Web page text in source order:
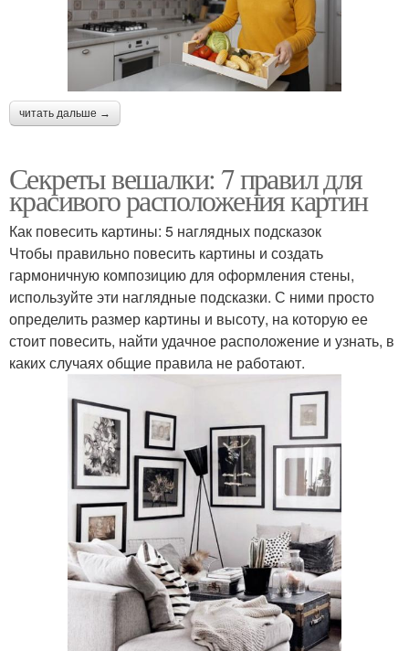
читать дальше →
Секреты вешалки: 7 правил для
красивого расположения картин
Как повесить картины: 5 наглядных подсказок
Чтобы правильно повесить картины и создать
гармоничную композицию для оформления стены,
используйте эти наглядные подсказки. С ними просто
определить размер картины и высоту, на которую ее
стоит повесить, найти удачное расположение и узнать, в
каких случаях общие правила не работают.